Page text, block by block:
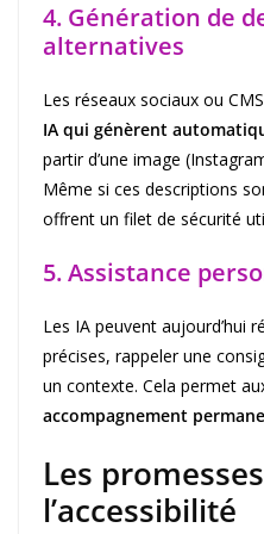
4. Génération de
alternatives
Les réseaux sociaux ou
IA qui génèrent
partir d’une image
Même si ces descriptions
offrent un filet de sécurité
5. Assistance
Les IA peuvent aujourd’hui
précises, rappeler une
un contexte. Cela permet
accompagnement
Les
l’accessibilité